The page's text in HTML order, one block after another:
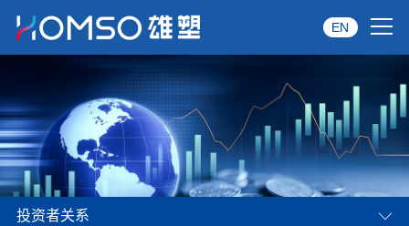
关于雄塑
产品中心
品牌服务
EN
投资者关系